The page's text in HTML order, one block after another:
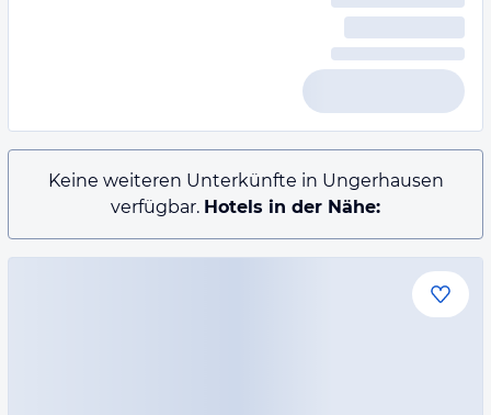
Keine weiteren Unterkünfte in Ungerhausen
verfügbar. Hotels in der Nähe: